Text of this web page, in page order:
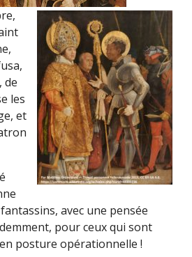
de
les
et
avec une pensée
pour ceux qui sont
posture opérationnelle !